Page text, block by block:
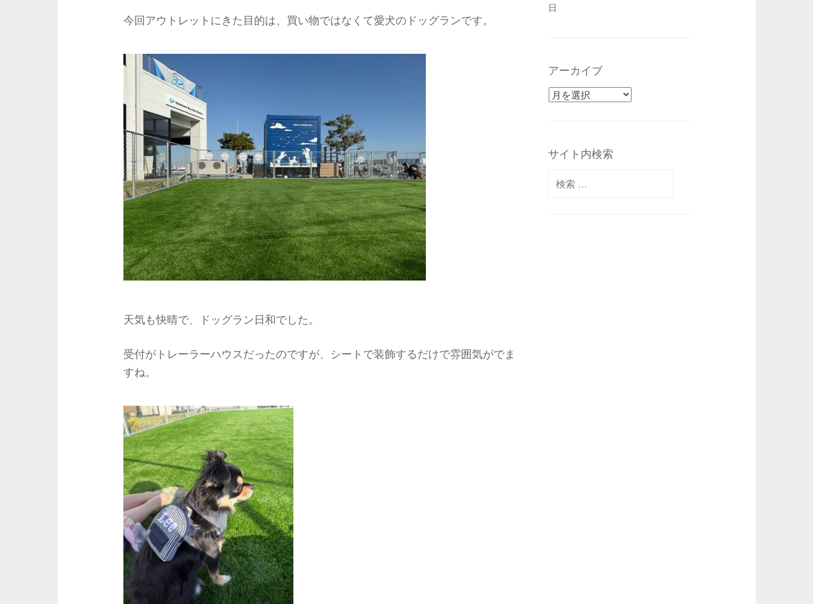
今回アウトレットにきた目的は、買い物ではなくて愛犬のドッグランです。
天気も快晴で、ドッグラン日和でした。
受付がトレーラーハウスだったのですが、シートで装飾するだけで雰囲気がでま
すね。
日
アーカイブ
アーカイブ
サイト内検索
検索: